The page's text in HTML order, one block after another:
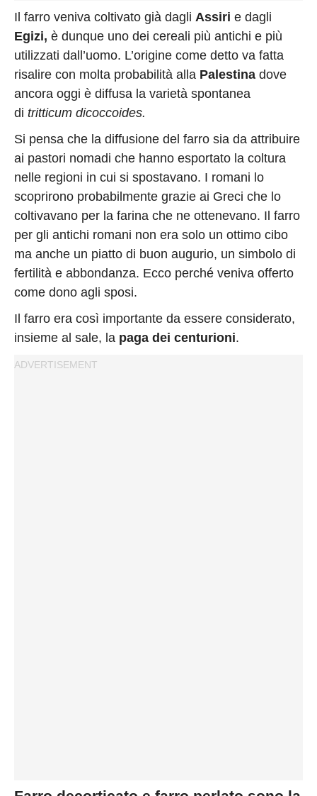
Il farro veniva coltivato già dagli Assiri e dagli
Egizi, è dunque uno dei cereali più antichi e più
utilizzati dall’uomo. L’origine come detto va fatta
risalire con molta probabilità alla Palestina dove
ancora oggi è diffusa la varietà spontanea
di tritticum dicoccoides.
Si pensa che la diffusione del farro sia da attribuire
ai pastori nomadi che hanno esportato la coltura
nelle regioni in cui si spostavano. I romani lo
scoprirono probabilmente grazie ai Greci che lo
coltivavano per la farina che ne ottenevano. Il farro
per gli antichi romani non era solo un ottimo cibo
ma anche un piatto di buon augurio, un simbolo di
fertilità e abbondanza. Ecco perché veniva offerto
come dono agli sposi.
Il farro era così importante da essere considerato,
insieme al sale, la paga dei centurioni.